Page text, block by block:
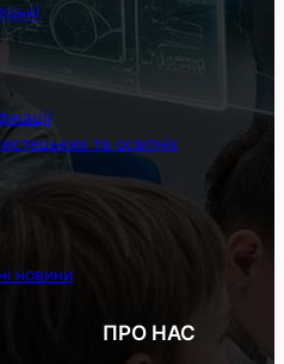
та освітніх
новини
ПРО НАС